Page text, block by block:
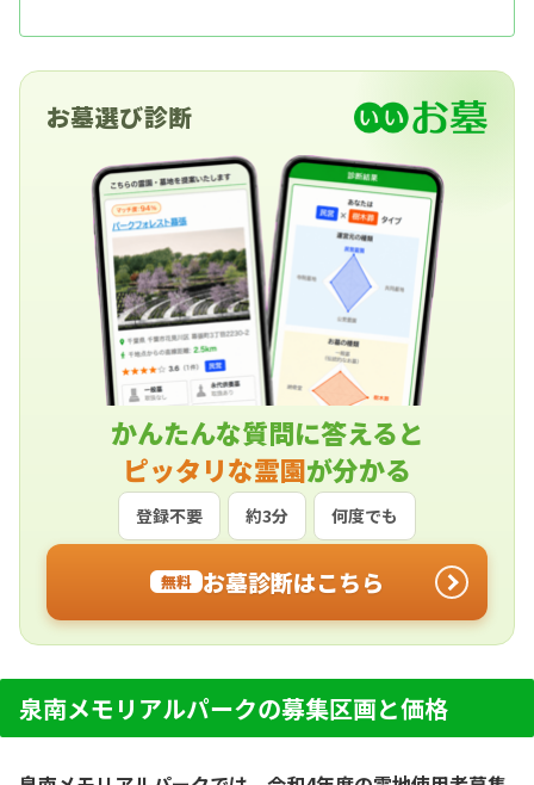
お墓選び診断
かんたんな質問に答えると
ピッタリな霊園が分かる
登録不要 約3分 何度でも
無料 お墓診断はこちら
泉南メモリアルパークの募集区画と価格